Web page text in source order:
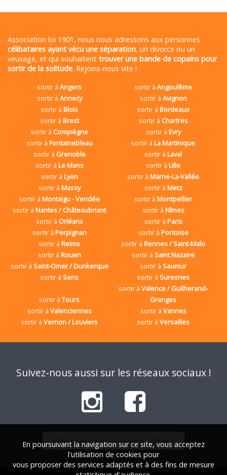
Association loi 1901, nous nous adressons aux personnes
célibataires ayant vécu une séparation, un divorce ou un
veuvage, et qui souhaitent trouver une bande de copains pour
sortir de la solitude. Rejoins-nous vite !
sortir àAngers sortir àAngoulême
sortir à Annecy sortir à Avignon
sortir àBlois sortir àBordeaux
sortir à Brest sortir à Chartres
sortir à Compiègne sortir à Evry
sortir à Fontainebleau sortir àLa Martinique
sortir à Grenoble sortir àLaval
sortir à Le Mans sortir àLille
sortir à Lyon sortir àMarne-La-Vallée
sortir à Massy sortir à Metz
sortir à Montaigu - Vendée sortir àMontpellier
sortir àNantes / Châteaubriant sortir à Nîmes
sortir à Orléans sortir à Paris
sortir à Perpignan sortir à Pontoise
sortir àReims sortir àRennes / Saint-Malo
sortir à Rouen sortir àSaint Nazaire
sortir à Saint-Omer / Dunkerque sortir àSaumur
sortir àSens sortir àSuresnes
sortir àTours
sortir àValence / Guilherand-
Granges
sortir à Valenciennes sortir à Vannes
sortir àVernon / Louviers sortir àVersailles
Suivez-nous aussi sur les réseaux sociaux !
Envie de discuter sur le Tchat ?
En poursuivant la navigation sur ce site, vous acceptez
l'utilisation de cookies pour
vous proposer des services adaptés et à des fins de mesure